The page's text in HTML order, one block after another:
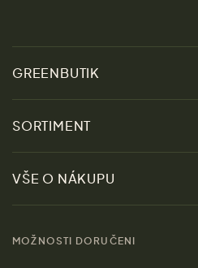
GREENBUTIK
Udržitelnost
Obchody
SORTIMENT
Slevy
Ženy
Muži
VŠE O NÁKUPU
MOŽNOSTI DORUČENI